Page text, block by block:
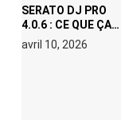
SERATO DJ PRO
4.0.6 : CE QUE ÇA
CHANGE, MÊME SI
VOUS N’ÊTES NI
avril 10, 2026